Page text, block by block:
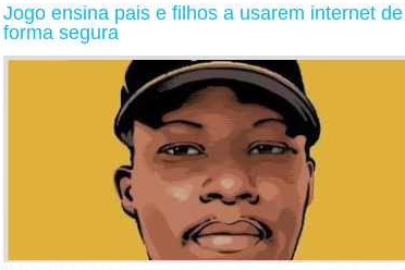
Jogo ensina pais e filhos a usarem internet de
forma segura